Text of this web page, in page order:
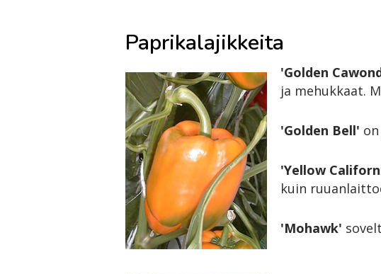
Paprikalajikkeita
'Golden
ja mehukkaat.
'Golden Bell'
'Yellow
kuin
'Mohawk'